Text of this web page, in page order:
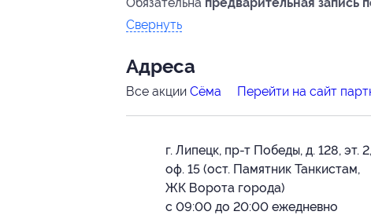
Свернуть
Адресa
Все акции Сёма Перейти на сайт
г. Липецк, пр-т Победы, д. 128, эт. 2,
оф. 15 (ост. Памятник Танкистам,
ЖК Ворота города)
с 09:00 до 20:00 ежедневно